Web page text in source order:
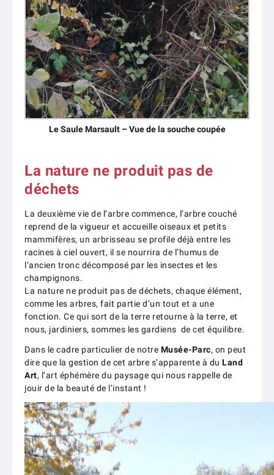
Le Saule Marsault – Vue de la souche coupée
La nature ne produit pas de
déchets
La deuxième vie de l’arbre commence, l’arbre couché
reprend de la vigueur et accueille oiseaux et petits
mammifères, un arbrisseau se profile déjà entre les
racines à ciel ouvert, il se nourrira de l’humus de
l’ancien tronc décomposé par les insectes et les
champignons.
La nature ne produit pas de déchets, chaque élément,
comme les arbres, fait partie d’un tout et a une
fonction. Ce qui sort de la terre retourne à la terre, et
nous, jardiniers, sommes les gardiens de cet équilibre.
Dans le cadre particulier de notre Musée-Parc, on peut
dire que la gestion de cet arbre s’apparente à du Land
Art, l’art éphémère du paysage qui nous rappelle de
jouir de la beauté de l’instant !